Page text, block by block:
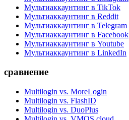
Мультиаккаунтинг в TikTok
Мультиаккаунтинг в Reddit
Мультиаккаунтинг в Telegram
Мультиаккаунтинг в Facebook
Мультиаккаунтинг в Youtube
Мультиаккаунтинг в LinkedIn
сравнение
Multilogin vs. MoreLogin
Multilogin vs. FlashID
Multilogin vs. DuoPlus